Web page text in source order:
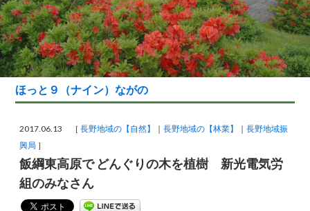
v
i
g
a
t
i
o
n
ほっと９（ナイン）ながの
2017.06.13 ［長野地域の【自然】 長野地域の【林業】
長野地域振
興局 ］
飯綱東高原で どんぐりの木を植樹 新光電気労
組のみなさん